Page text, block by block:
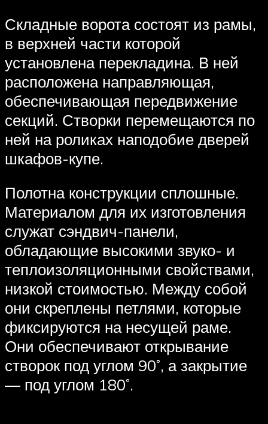
Складные ворота состоят из рамы,
в верхней части которой
установлена перекладина. В ней
расположена направляющая,
обеспечивающая передвижение
секций. Створки перемещаются по
ней на роликах наподобие дверей
шкафов-купе.
Полотна конструкции сплошные.
Материалом для их изготовления
служат сэндвич-панели,
обладающие высокими звуко- и
теплоизоляционными свойствами,
низкой стоимостью. Между собой
они скреплены петлями, которые
фиксируются на несущей раме.
Они обеспечивают открывание
створок под углом 90˚, а закрытие
— под углом 180˚.